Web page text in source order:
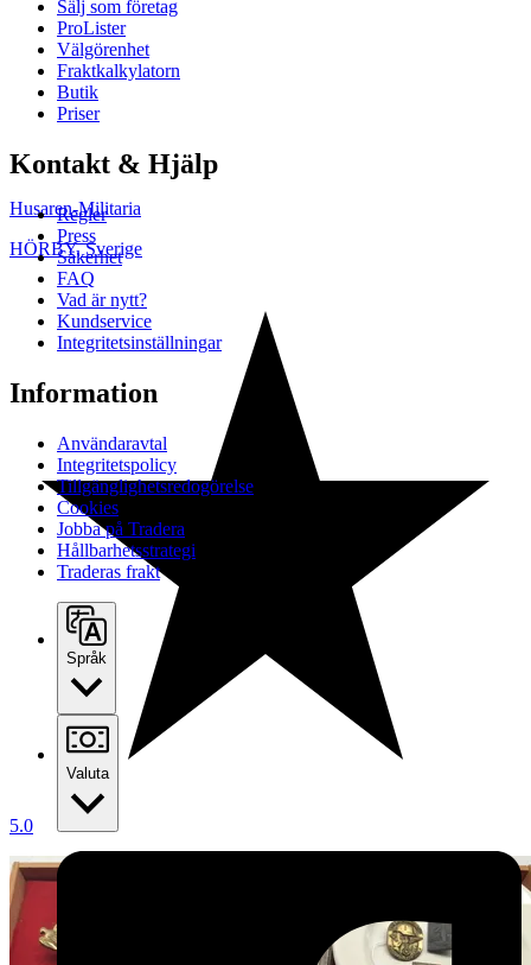
Husaren-Militaria
HÖRBY,Sverige
5.0
Sälj som företag
ProLister
Välgörenhet
Fraktkalkylatorn
Butik
Priser
Kontakt & Hjälp
Regler
Press
Säkerhet
FAQ
Vad är nytt?
Kundservice
Integritetsinställningar
Information
Användaravtal
Integritetspolicy
Tillgänglighetsredogörelse
Cookies
Jobba på Tradera
Hållbarhetsstrategi
Traderas frakt
Språk
Valuta